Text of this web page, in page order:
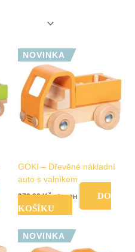
NOVINKA
GOKI – Dřevěné nákladní
auto s valníkem
279,00Kč vč. DPH
DO
KOŠÍKU
NOVINKA